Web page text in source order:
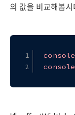
의 값을 비교해봅
console
console